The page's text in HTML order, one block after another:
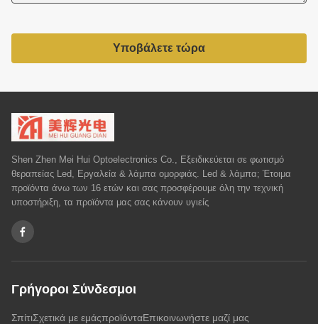
Υποβάλετε τώρα
Shen Zhen Mei Hui Optoelectronics Co., Εξειδικεύεται σε φωτισμό
θεραπείας Led, Εργαλεία & λάμπα ομορφιάς. Led & λάμπα; Έτοιμα
προϊόντα άνω των 16 ετών και σας προσφέρουμε όλη την τεχνική
υποστήριξη, τα προϊόντα μας σας κάνουν υγιείς
Γρήγοροι Σύνδεσμοι
ΣπίτιΣχετικά με εμάςπροϊόνταΕπικοινωνήστε μαζί μας